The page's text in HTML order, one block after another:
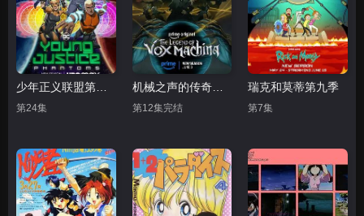
第24集
机械之声的传奇第四季
第12集完结
瑞克和莫蒂第九季
第7集